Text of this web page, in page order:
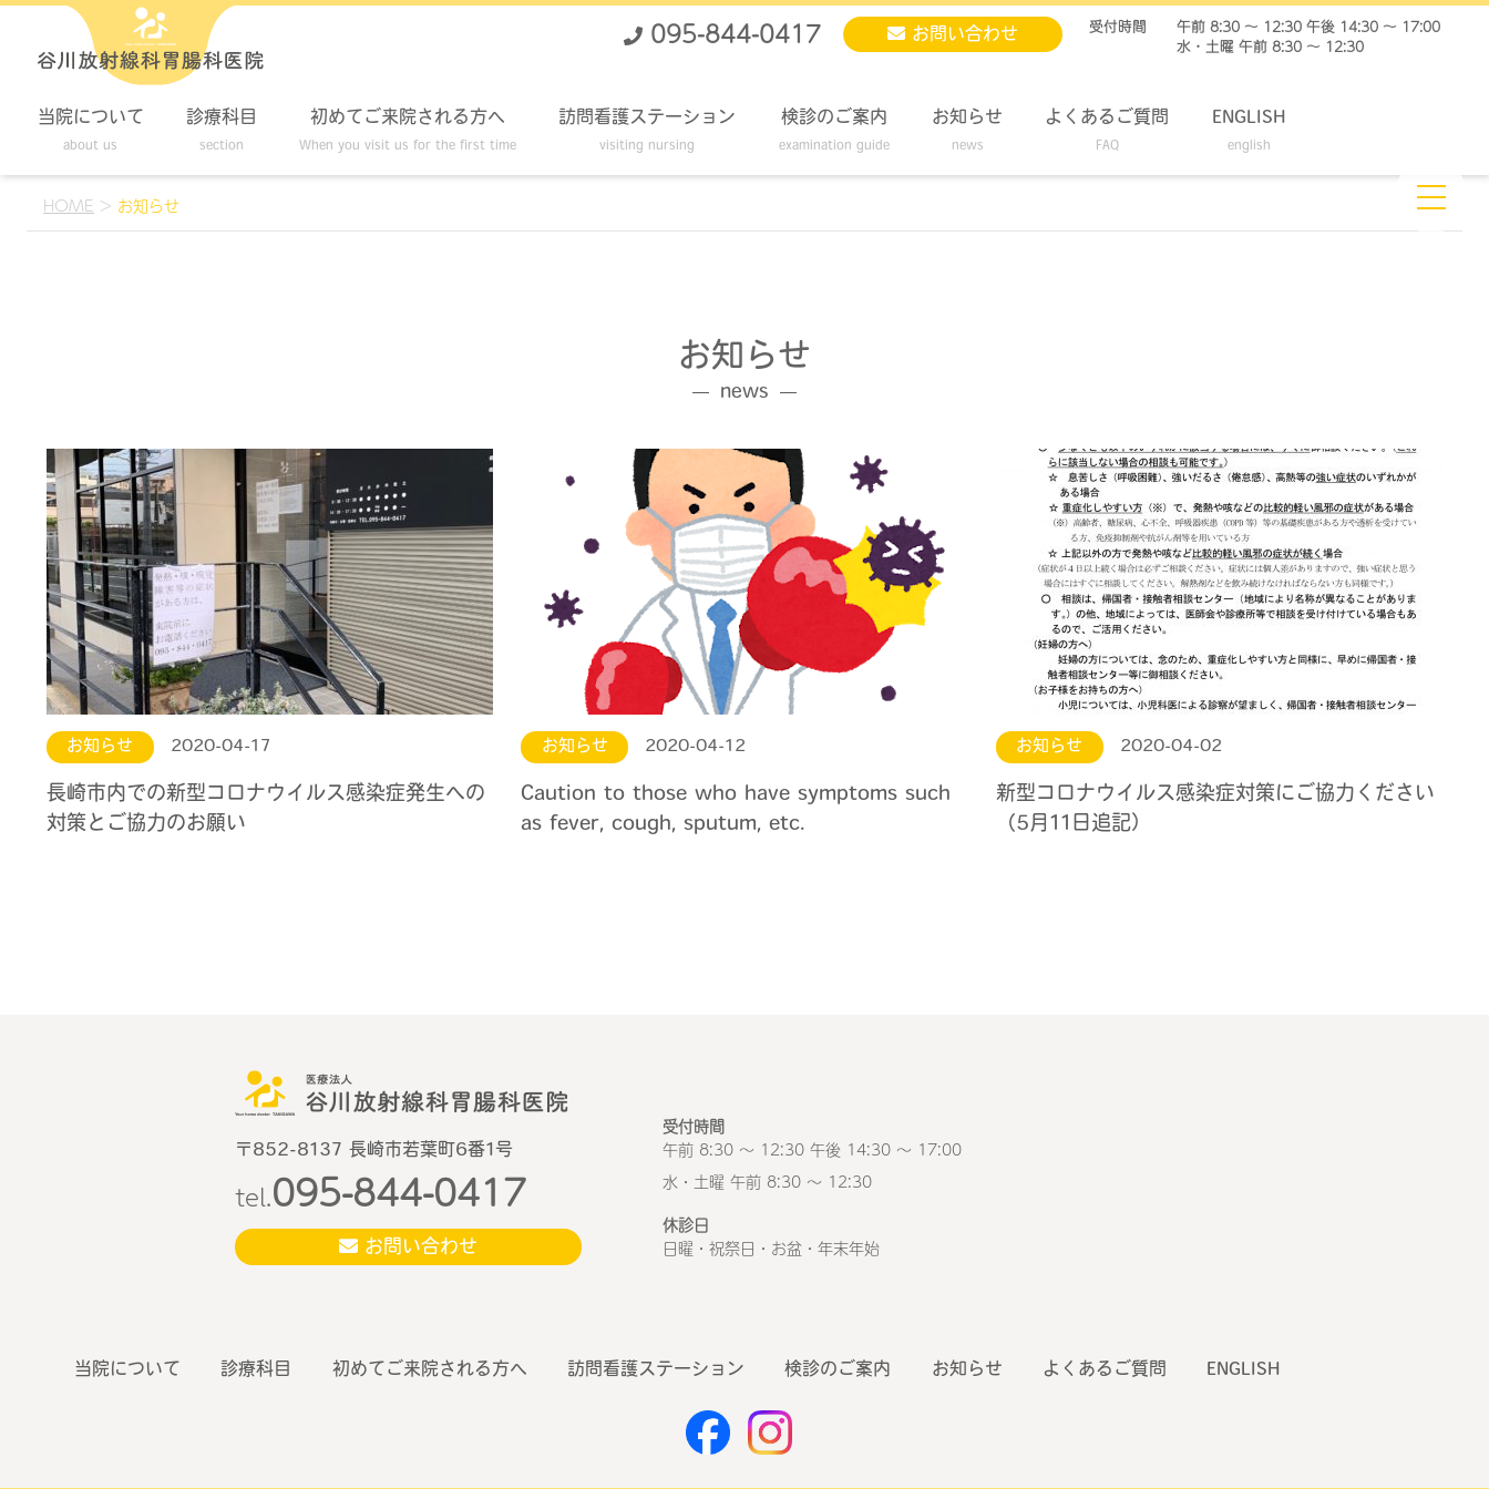
当院について
about us
診療科目
section
初めてご来院される方へ
When you visit us for the first time
訪問看護ステーション
visiting nursing
検診のご案内
examination guide
お知らせ
news
よくあるご質問
FAQ
ENGLISH
english
095-844-0417 お問い合わせ 受付時間
午前 8:30 ～ 12:30 午後 14:30 ～ 17:00
水・土曜 午前 8:30 ～ 12:30
HOME > お知らせ
お知らせ
news
お知らせ 2020-04-17
長崎市内での新型コロナウイルス感染症発生への
対策とご協力のお願い
お知らせ 2020-04-12
Caution to those who have symptoms such
as fever, cough, sputum, etc.
お知らせ 2020-04-02
新型コロナウイルス感染症対策にご協力ください
（5月11日追記）
〒852-8137 長崎市若葉町6番1号
tel.095-844-0417
お問い合わせ
受付時間
午前 8:30 ～ 12:30 午後 14:30 ～ 17:00
水・土曜 午前 8:30 ～ 12:30
休診日
日曜・祝祭日・お盆・年末年始
当院について 診療科目 初めてご来院される方へ 訪問看護ステーション 検診のご案内 お知らせ よくあるご質問 ENGLISH